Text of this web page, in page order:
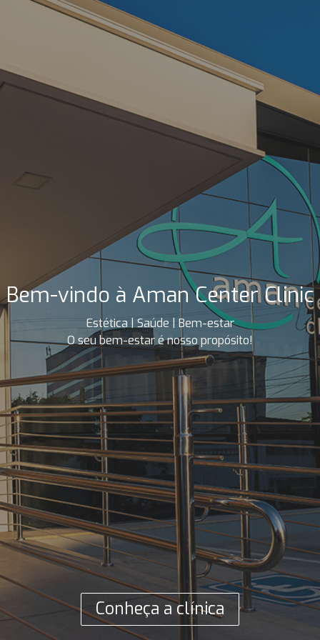
Bem-vindo à Aman Center Clinic
Estética | Saúde | Bem-estar
O seu bem-estar é nosso propósito!
Conheça a clínica